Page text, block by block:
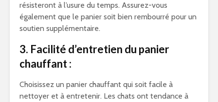
résisteront à l’usure du temps. Assurez-vous
également que le panier soit bien rembourré pour un
soutien supplémentaire.
3. Facilité d’entretien du panier
chauffant :
Choisissez un panier chauffant qui soit facile à
nettoyer et à entretenir. Les chats ont tendance à